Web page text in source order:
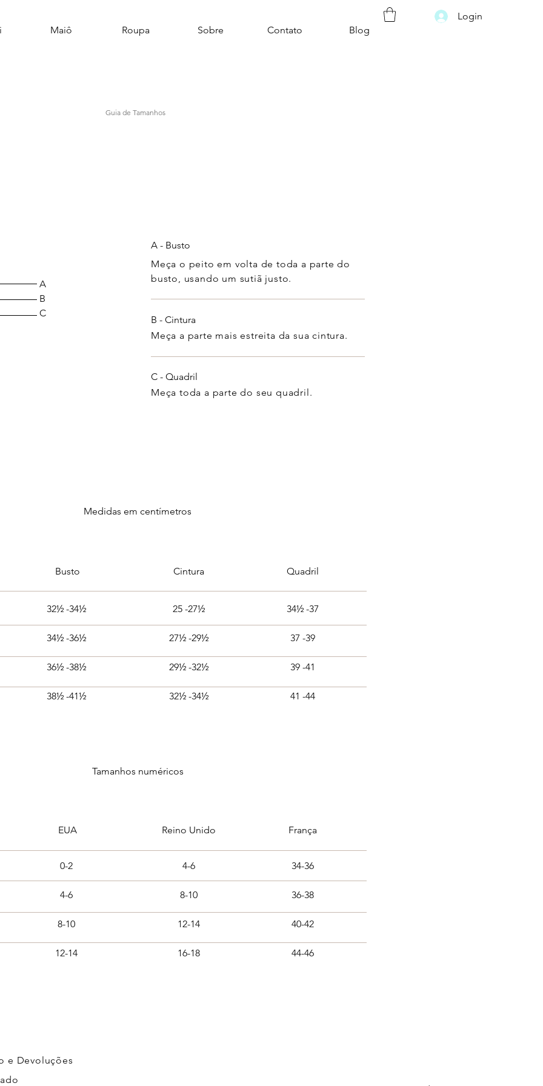
Login
Maiô Roupa Sobre Contato Blog
Guia de Tamanhos
A
B
C
A - Busto
Meça o peito em volta de toda a parte do
busto, usando um sutiã justo.
B - Cintura
Meça a parte mais estreita da sua cintura.
C - Quadril
Meça toda a parte do seu quadril.
Medidas em centímetros
Busto Cintura Quadril
32½ -34½
34½ -36½
36½ -38½
38½ -41½
25 -27½
27½ -29½
29½ -32½
32½ -34½
34½ -37
37 -39
39 -41
41 -44
Tamanhos numéricos
EUA Reino Unido França
0-2
4-6
8-10
12-14
4-6
8-10
12-14
16-18
34-36
36-38
40-42
44-46
e Devoluções